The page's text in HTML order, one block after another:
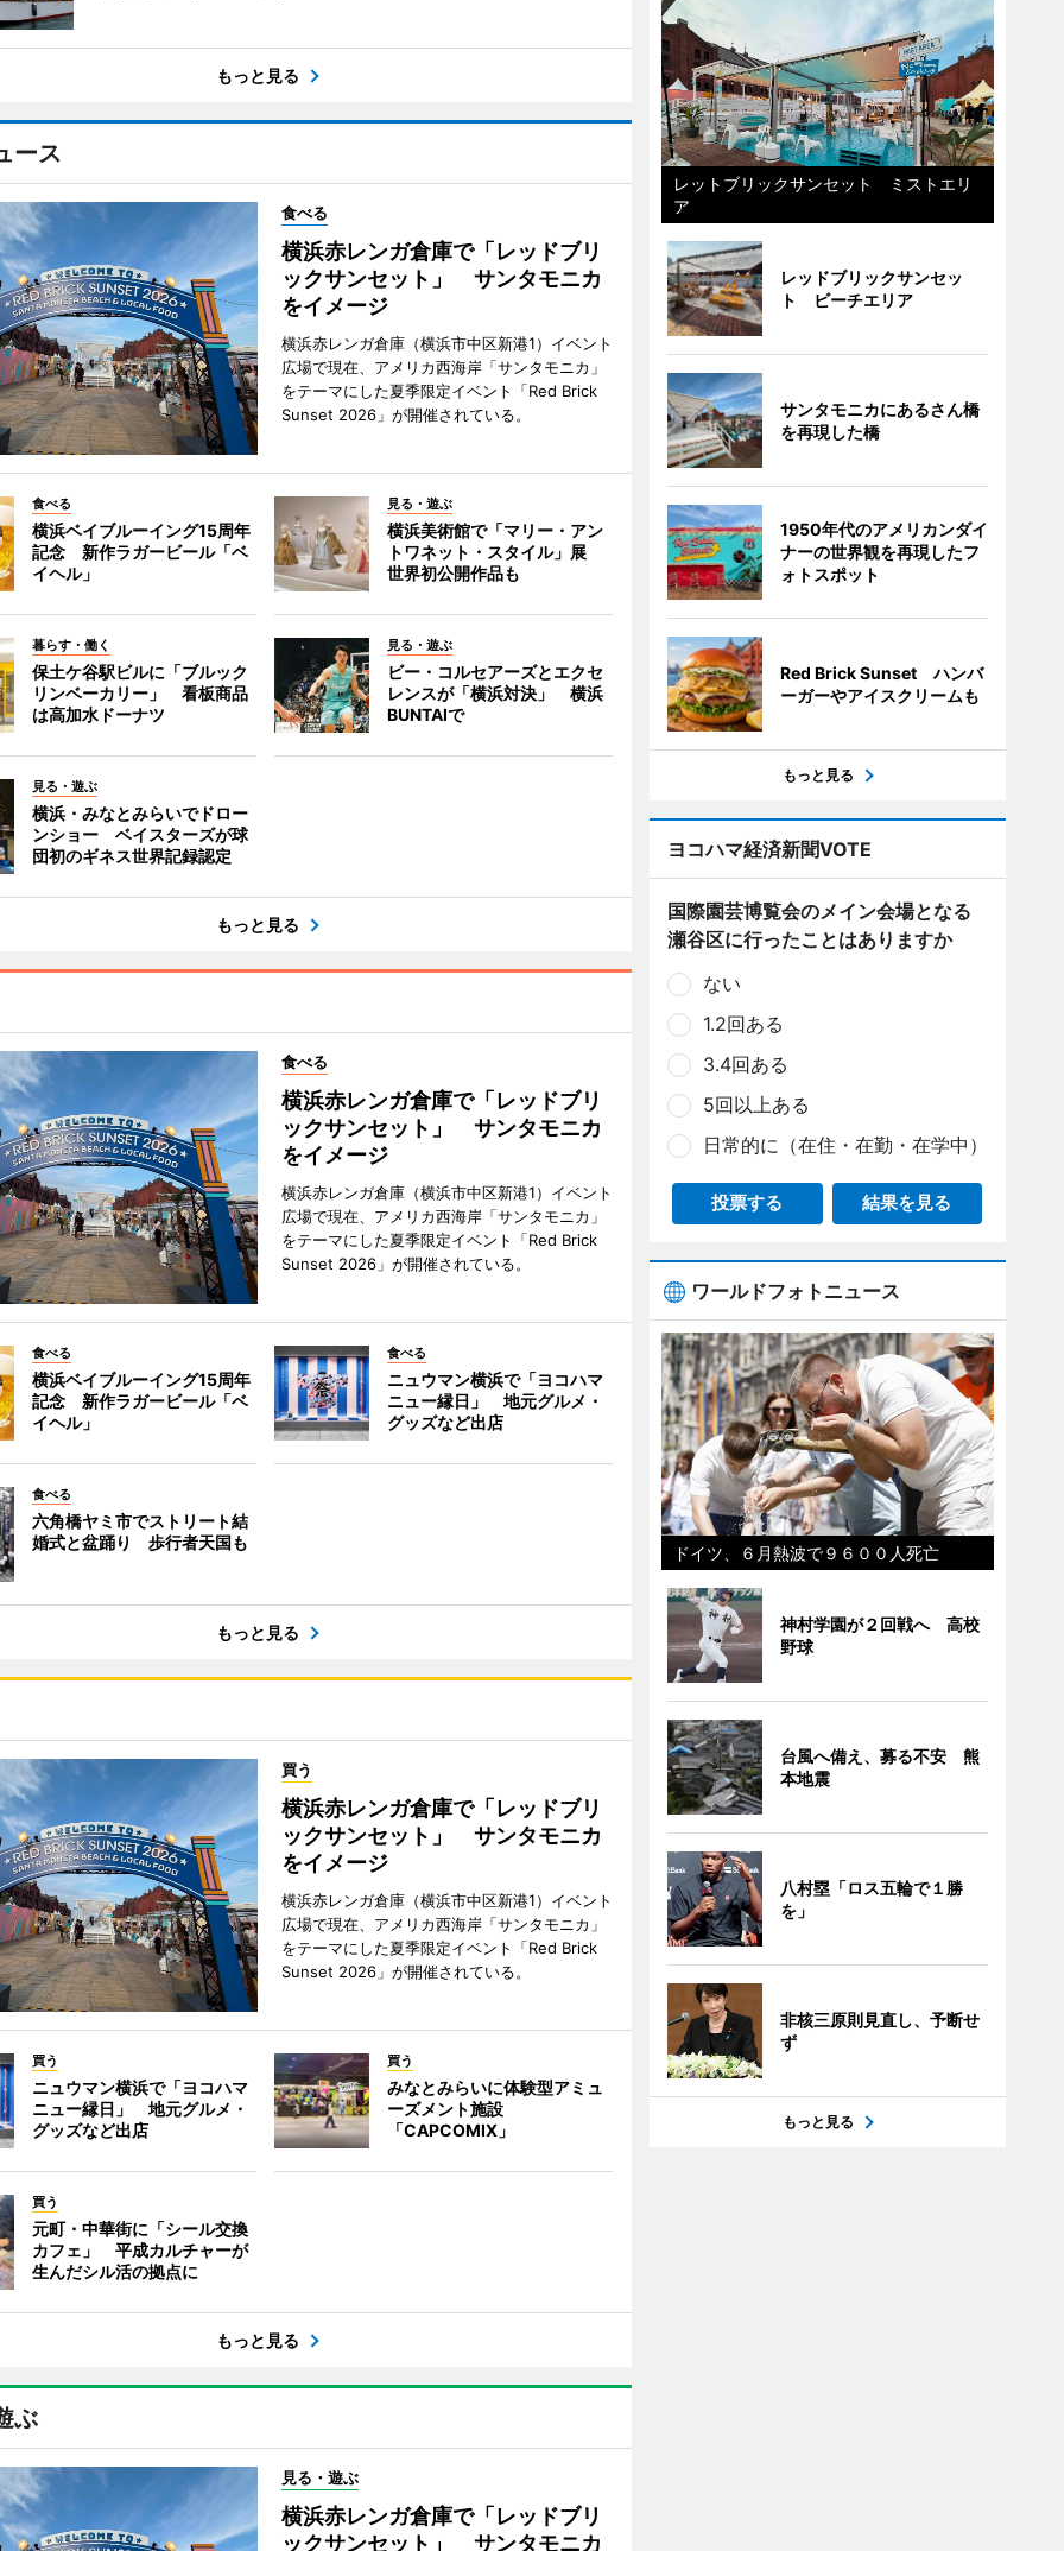
もっと見る
ース
食べる
横浜赤レンガ倉庫で「レッドブリ
ックサンセット」 サンタモニカ
をイメージ
横浜赤レンガ倉庫（横浜市中区新港1）イベント
広場で現在、アメリカ西海岸「サンタモニカ」
をテーマにした夏季限定イベント「Red Brick
Sunset 2026」が開催されている。
食べる
横浜ベイブルーイング15周年
記念 新作ラガービール「ベ
イヘル」
見る・遊ぶ
横浜美術館で「マリー・アン
トワネット・スタイル」展
世界初公開作品も
暮らす・働く
保土ケ谷駅ビルに「ブルック
リンベーカリー」 看板商品
は高加水ドーナツ
見る・遊ぶ
ビー・コルセアーズとエクセ
レンスが「横浜対決」 横浜
BUNTAIで
見る・遊ぶ
横浜・みなとみらいでドロー
ンショー ベイスターズが球
団初のギネス世界記録認定
もっと見る
食べる
横浜赤レンガ倉庫で「レッドブリ
ックサンセット」 サンタモニカ
をイメージ
横浜赤レンガ倉庫（横浜市中区新港1）イベント
広場で現在、アメリカ西海岸「サンタモニカ」
をテーマにした夏季限定イベント「Red Brick
Sunset 2026」が開催されている。
食べる
横浜ベイブルーイング15周年
記念 新作ラガービール「ベ
イヘル」
食べる
ニュウマン横浜で「ヨコハマ
ニュー縁日」 地元グルメ・
グッズなど出店
食べる
六角橋ヤミ市でストリート結
婚式と盆踊り 歩行者天国も
もっと見る
買う
横浜赤レンガ倉庫で「レッドブリ
ックサンセット」 サンタモニカ
をイメージ
横浜赤レンガ倉庫（横浜市中区新港1）イベント
広場で現在、アメリカ西海岸「サンタモニカ」
をテーマにした夏季限定イベント「Red Brick
Sunset 2026」が開催されている。
買う
ニュウマン横浜で「ヨコハマ
ニュー縁日」 地元グルメ・
グッズなど出店
買う
みなとみらいに体験型アミュ
ーズメント施設
「CAPCOMIX」
買う
元町・中華街に「シール交換
カフェ」 平成カルチャーが
生んだシル活の拠点に
もっと見る
ぶ
見る・遊ぶ
横浜赤レンガ倉庫で「レッドブリ
ックサンセット」 サンタモニカ
レットブリックサンセット ミストエリ
ア
レッドブリックサンセッ
ト ビーチエリア
サンタモニカにあるさん橋
を再現した橋
1950年代のアメリカンダイ
ナーの世界観を再現したフ
ォトスポット
Red Brick Sunset ハンバ
ーガーやアイスクリームも
もっと見る
ヨコハマ経済新聞VOTE
国際園芸博覧会のメイン会場となる
瀬谷区に行ったことはありますか
ない
1.2回ある
3.4回ある
5回以上ある
日常的に（在住・在勤・在学中）
投票する 結果を見る
ワールドフォトニュース
ドイツ、６月熱波で９６００人死亡
神村学園が２回戦へ 高校
野球
台風へ備え、募る不安 熊
本地震
八村塁「ロス五輪で１勝
を」
非核三原則見直し、予断せ
ず
もっと見る